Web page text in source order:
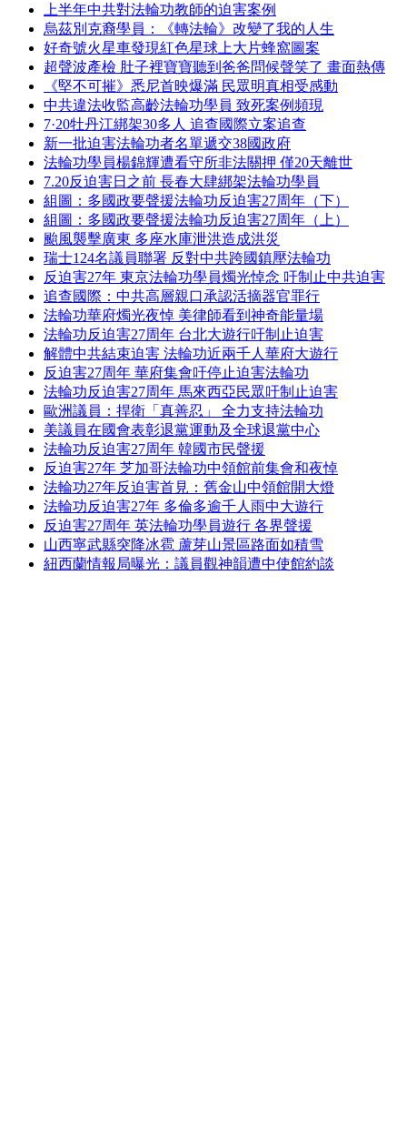
上半年中共對法輪功教師的迫害案例
烏茲別克裔學員：《轉法輪》改變了我的人生
好奇號火星車發現紅色星球上大片蜂窩圖案
超聲波產檢 肚子裡寶寶聽到爸爸問候聲笑了 畫面熱傳
《堅不可摧》悉尼首映爆滿 民眾明真相受感動
中共違法收監高齡法輪功學員 致死案例頻現
7·20牡丹江綁架30多人 追查國際立案追查
新一批迫害法輪功者名單遞交38國政府
法輪功學員楊錦輝遭看守所非法關押 僅20天離世
7.20反迫害日之前 長春大肆綁架法輪功學員
組圖：多國政要聲援法輪功反迫害27周年（下）
組圖：多國政要聲援法輪功反迫害27周年（上）
颱風襲擊廣東 多座水庫泄洪造成洪災
瑞士124名議員聯署 反對中共跨國鎮壓法輪功
反迫害27年 東京法輪功學員燭光悼念 吁制止中共迫害
追查國際：中共高層親口承認活摘器官罪行
法輪功華府燭光夜悼 美律師看到神奇能量場
法輪功反迫害27周年 台北大遊行吁制止迫害
解體中共結束迫害 法輪功近兩千人華府大遊行
反迫害27周年 華府集會吁停止迫害法輪功
法輪功反迫害27周年 馬來西亞民眾吁制止迫害
歐洲議員：捍衛「真善忍」 全力支持法輪功
美議員在國會表彰退黨運動及全球退黨中心
法輪功反迫害27周年 韓國市民聲援
反迫害27年 芝加哥法輪功中領館前集會和夜悼
法輪功27年反迫害首見：舊金山中領館開大燈
法輪功反迫害27年 多倫多逾千人雨中大遊行
反迫害27周年 英法輪功學員遊行 各界聲援
山西寧武縣突降冰雹 蘆芽山景區路面如積雪
紐西蘭情報局曝光：議員觀神韻遭中使館約談